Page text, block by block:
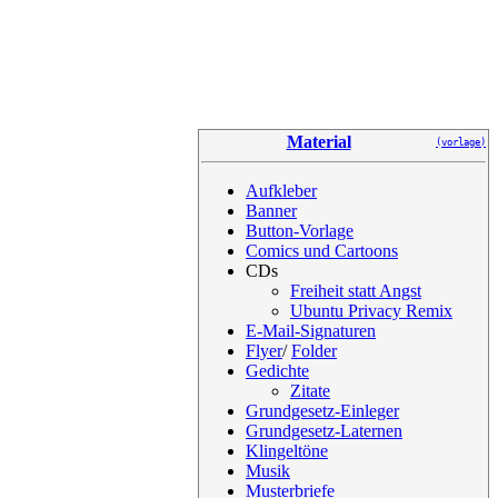
(vorlage)
Material
Aufkleber
Banner
Button-Vorlage
Comics und Cartoons
CDs
Freiheit statt Angst
Ubuntu Privacy Remix
E-Mail-Signaturen
Flyer/Folder
Gedichte
Zitate
Grundgesetz-Einleger
Grundgesetz-Laternen
Klingeltöne
Musik
Musterbriefe